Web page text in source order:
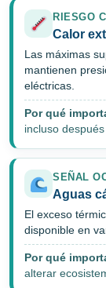
RIESGO
Calor
Las máximas
mantienen
eléctricas.
Por qué
incluso
SEÑAL
Aguas
El exceso
disponible en
Por qué
alterar